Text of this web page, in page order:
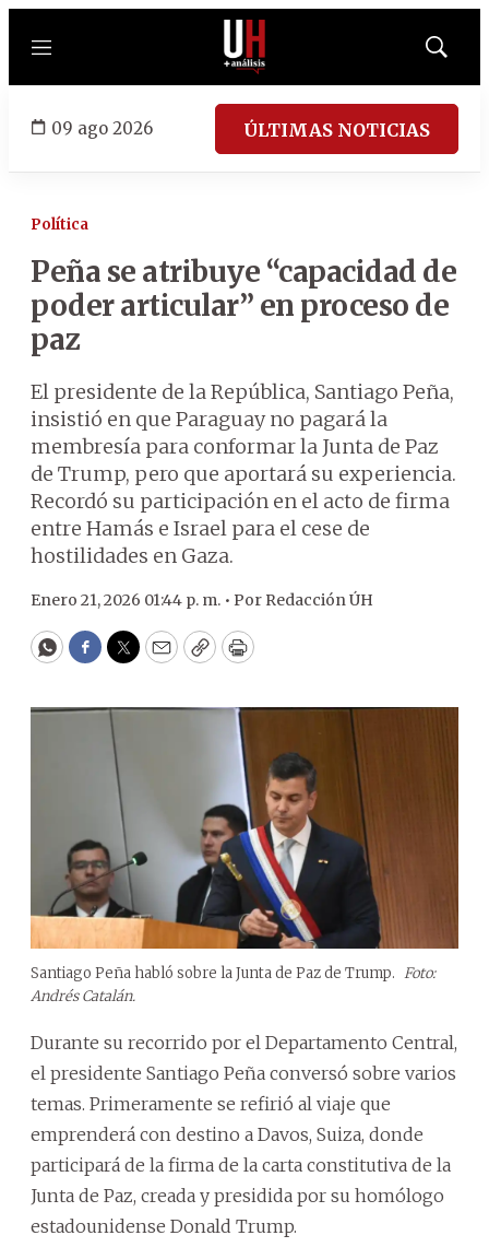
Menú
Mostrar
09 ago 2026 ÚLTIMAS NOTICIAS
Política
Peña se atribuye “capacidad de
poder articular” en proceso de
paz
El presidente de la República, Santiago Peña,
insistió en que Paraguay no pagará la
membresía para conformar la Junta de Paz
de Trump, pero que aportará su experiencia.
Recordó su participación en el acto de firma
entre Hamás e Israel para el cese de
hostilidades en Gaza.
Enero 21, 2026 01:44 p. m. • Por Redacción ÚH
WhatsApp
Facebook
Twitter
EmailCopyPrint
Santiago Peña habló sobre la Junta de Paz de Trump. Foto:
Andrés Catalán.
Durante su recorrido por el Departamento Central,
el presidente Santiago Peña conversó sobre varios
temas. Primeramente se refirió al viaje que
emprenderá con destino a Davos, Suiza, donde
participará de la firma de la carta constitutiva de la
Junta de Paz, creada y presidida por su homólogo
estadounidense Donald Trump.